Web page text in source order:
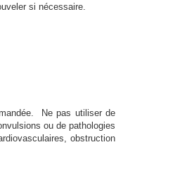
si nécessaire.
Ne pas utiliser de
ou de pathologies
obstruction